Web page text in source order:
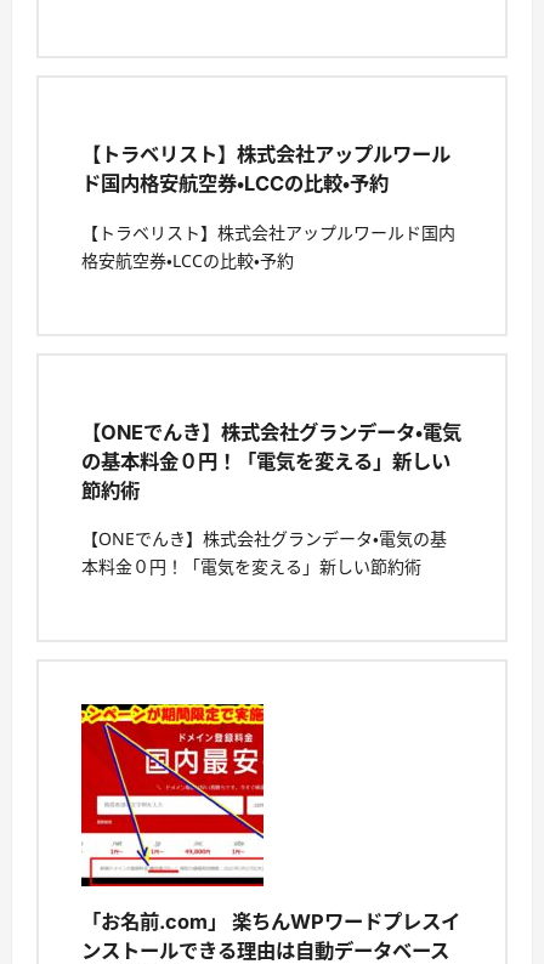
【トラベリスト】株式会社アップルワール
ド国内格安航空券・LCCの比較・予約
【トラベリスト】株式会社アップルワールド国内
格安航空券・LCCの比較・予約
【ONEでんき】株式会社グランデータ・電気
の基本料金０円！「電気を変える」新しい
節約術
【ONEでんき】株式会社グランデータ・電気の基
本料金０円！「電気を変える」新しい節約術
「お名前.com」 楽ちんWPワードプレスイ
ンストールできる理由は自動データベース